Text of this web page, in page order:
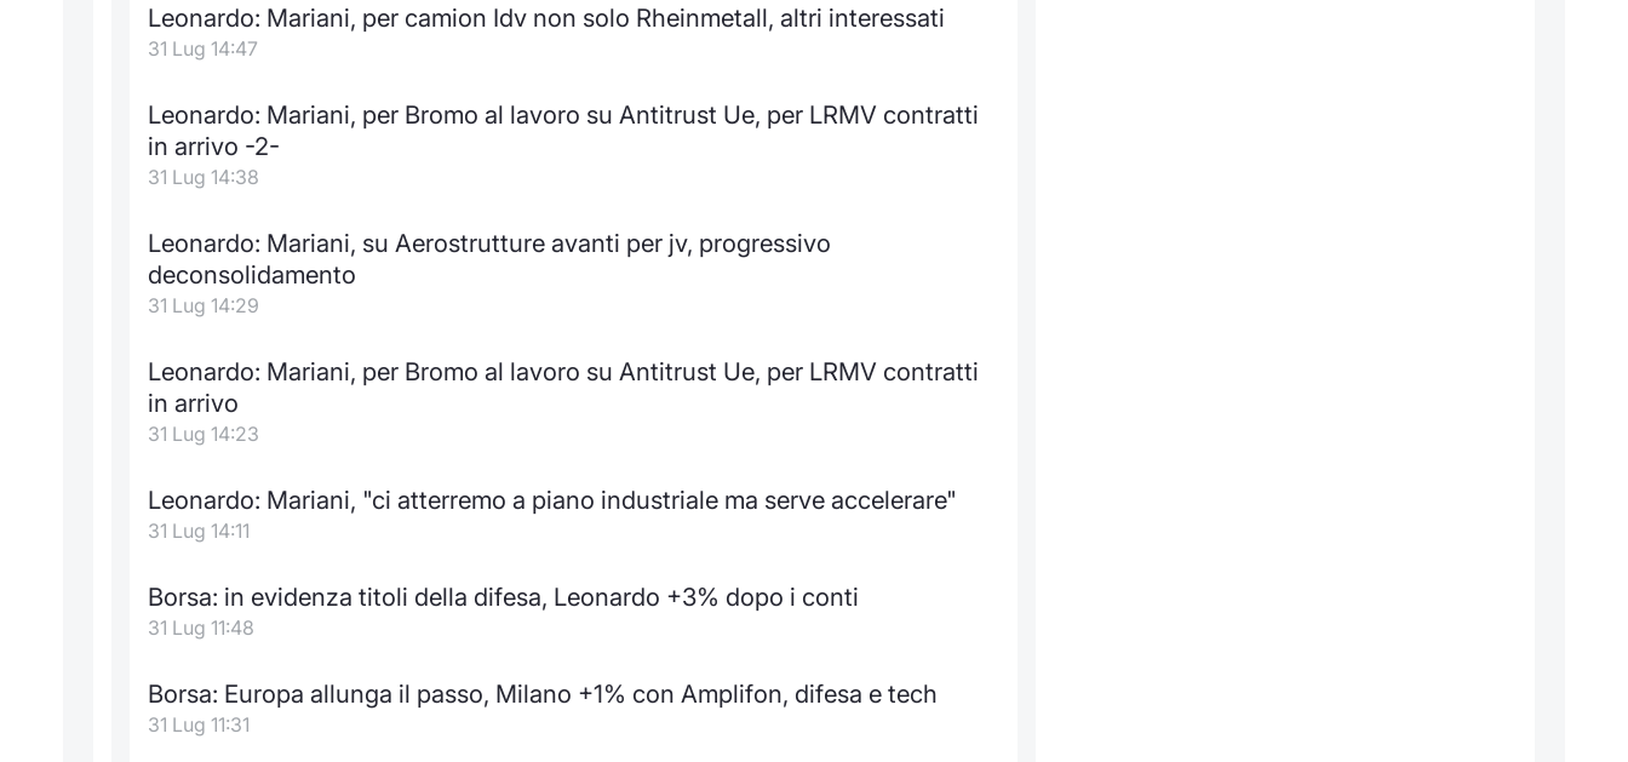
Leonardo: Mariani, per camion Idv non solo Rheinmetall, altri interessati
31 Lug 14:47
Leonardo: Mariani, per Bromo al lavoro su Antitrust Ue, per LRMV contratti
in arrivo -2-
31 Lug 14:38
Leonardo: Mariani, su Aerostrutture avanti per jv, progressivo
deconsolidamento
31 Lug 14:29
Leonardo: Mariani, per Bromo al lavoro su Antitrust Ue, per LRMV contratti
in arrivo
31 Lug 14:23
Leonardo: Mariani, "ci atterremo a piano industriale ma serve accelerare"
31 Lug 14:11
Borsa: in evidenza titoli della difesa, Leonardo +3% dopo i conti
31 Lug 11:48
Borsa: Europa allunga il passo, Milano +1% con Amplifon, difesa e tech
31 Lug 11:31